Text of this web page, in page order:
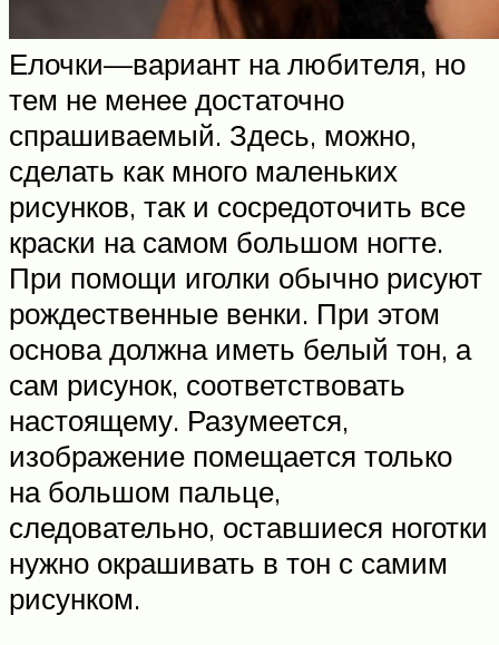
Елочки—вариант на любителя, но
тем не менее достаточно
спрашиваемый. Здесь, можно,
сделать как много маленьких
рисунков, так и сосредоточить все
краски на самом большом ногте.
При помощи иголки обычно рисуют
рождественные венки. При этом
основа должна иметь белый тон, а
сам рисунок, соответствовать
настоящему. Разумеется,
изображение помещается только
на большом пальце,
следовательно, оставшиеся ноготки
нужно окрашивать в тон с самим
рисунком.